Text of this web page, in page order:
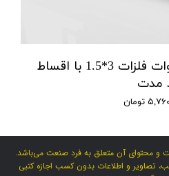
برش لیزر فایبر 1 کیلووات فلزات 3*1.5 با اقساط
مدت
تومان
و محتوای آن متعلق به فرد صنعت می‌باشد.
تصاویر و اطلاعات بدون کسب اجازه کتبی